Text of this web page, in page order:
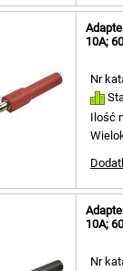
10A;
Nr
Ilość
10A;
Nr